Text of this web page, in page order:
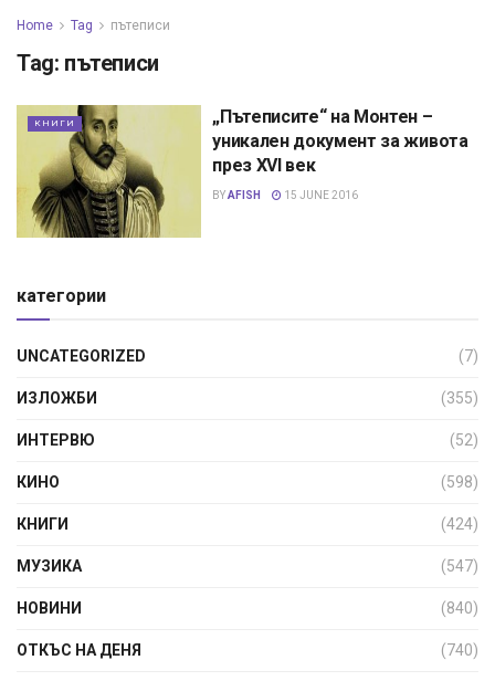
Home Tag пътеписи
Tag: пътеписи
КНИГИ
„Пътеписите“ на Монтен –
уникален документ за живота
през XVI век
BYAFISH 15 JUNE 2016
категории
UNCATEGORIZED (7)
ИЗЛОЖБИ (355)
ИНТЕРВЮ (52)
КИНО (598)
КНИГИ (424)
МУЗИКА (547)
НОВИНИ (840)
ОТКЪС НА ДЕНЯ (740)